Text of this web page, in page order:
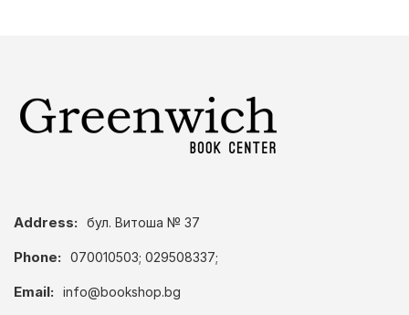
Address: бул. Витоша № 37
Phone: 070010503; 029508337;
Email: info@bookshop.bg